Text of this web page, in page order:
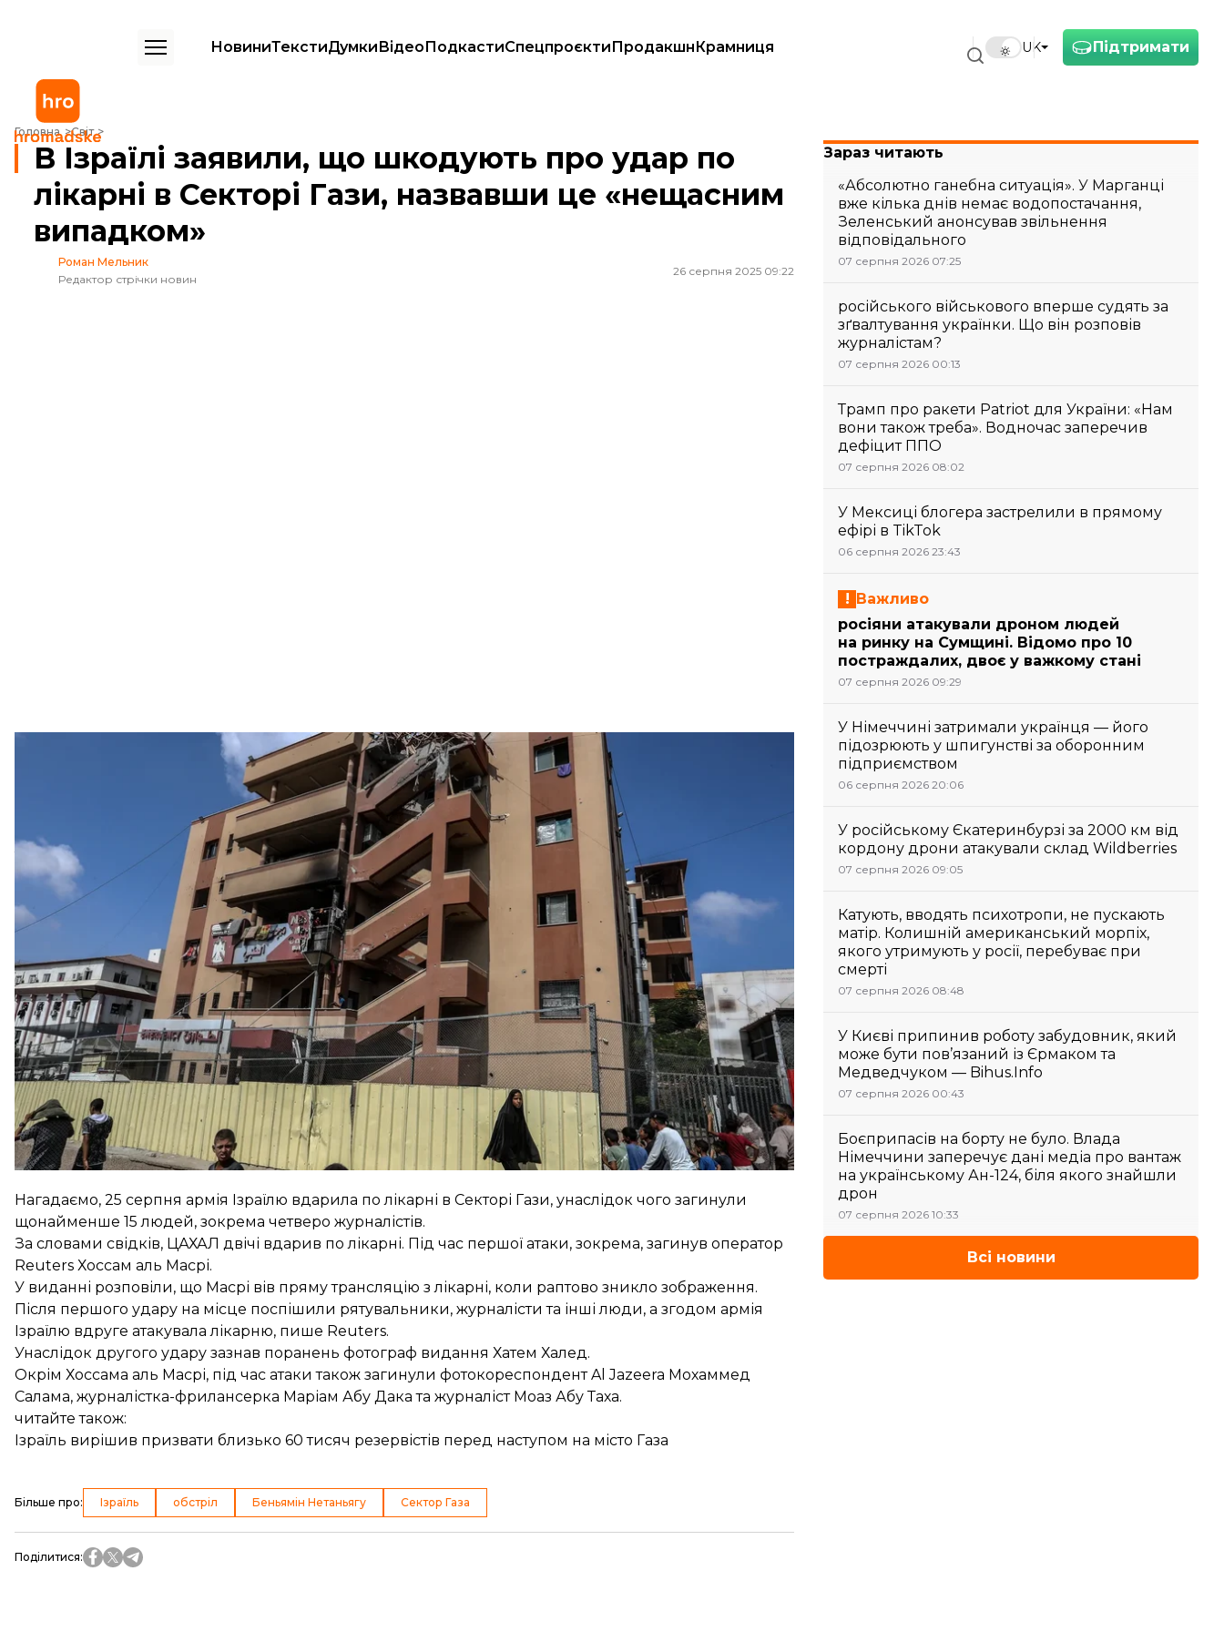
Підтримати
UK
НовиниТекстиДумкиВідеоПодкастиСпецпроєктиПродакшнКрамниця
Головна Світ
В Ізраїлі заявили, що шкодують про удар по лікарні в Секторі Гази, назвавши це «нещасним випадком»
В Ізраїлі заявили, що шкодують про удар по
лікарні в Секторі Гази, назвавши це «нещасним
випадком»
Роман Мельник
Редактор стрічки новин
26 серпня 2025 09:22
Вид на лікарню в Газі, яка була пошкоджена внаслідок ізраїльського удару, 25 серпня 2025 року
Abed Rahim Khatib/picture alliance via Getty Images
Прем’єр-міністр Ізраїлю Беньямін Нетаньягу заявив, що «шкодує» через удар по лікарні «Насера» ​​в
Секторі Гази, назвавши це нещасним випадком.
Про це він
на своїй сторінці в Х.
Так, Нетаньягу заявив, що Ізраїль цінує роботу журналістів, медичного персоналу та всіх цивільних
осіб, а військове керівництво наразі проводить ретельне розслідування щодо цього інциденту.
«Наша війна — це війна з терористами ХАМАСу. Наші справедливі цілі — перемогти ХАМАС і
повернути наших заручників додому», — додав прем’єр-міністр Ізраїлю.
Нагадаємо, 25 серпня армія Ізраїлю вдарила по лікарні в Секторі Гази, унаслідок чого загинули
щонайменше 15 людей, зокрема четверо журналістів.
За словами свідків, ЦАХАЛ двічі вдарив по лікарні. Під час першої атаки, зокрема, загинув оператор
Reuters Хоссам аль Масрі.
У виданні розповіли, що Масрі вів пряму трансляцію з лікарні, коли раптово зникло зображення.
Після першого удару на місце поспішили рятувальники, журналісти та інші люди, а згодом армія
Ізраїлю вдруге атакувала лікарню, пише Reuters.
Унаслідок другого удару зазнав поранень фотограф видання Хатем Халед.
Окрім Хоссама аль Масрі, під час атаки також загинули фотокореспондент Al Jazeera Мохаммед
Салама, журналістка-фрилансерка Маріам Абу Дака та журналіст Моаз Абу Таха.
читайте також:
Ізраїль вирішив призвати близько 60 тисяч резервістів перед наступом на місто Газа
Більше про: Ізраїль обстріл Беньямін Нетаньягу Сектор Газа
Поділитися:
Зараз читають
«Абсолютно ганебна ситуація». У Марганці
вже кілька днів немає водопостачання,
Зеленський анонсував звільнення
відповідального
07 серпня 2026 07:25
російського військового вперше судять за
зґвалтування українки. Що він розповів
журналістам?
07 серпня 2026 00:13
Трамп про ракети Patriot для України: «Нам
вони також треба». Водночас заперечив
дефіцит ППО
07 серпня 2026 08:02
У Мексиці блогера застрелили в прямому
ефірі в TikTok
06 серпня 2026 23:43
Важливо
росіяни атакували дроном людей
на ринку на Сумщині. Відомо про 10
постраждалих, двоє у важкому стані
07 серпня 2026 09:29
У Німеччині затримали українця — його
підозрюють у шпигунстві за оборонним
підприємством
06 серпня 2026 20:06
У російському Єкатеринбурзі за 2000 км від
кордону дрони атакували склад Wildberries
07 серпня 2026 09:05
Катують, вводять психотропи, не пускають
матір. Колишній американський морпіх,
якого утримують у росії, перебуває при
смерті
07 серпня 2026 08:48
У Києві припинив роботу забудовник, який
може бути пов’язаний із Єрмаком та
Медведчуком — Bihus.Info
07 серпня 2026 00:43
Боєприпасів на борту не було. Влада
Німеччини заперечує дані медіа про вантаж
на українському Ан-124, біля якого знайшли
дрон
07 серпня 2026 10:33
Всі новини